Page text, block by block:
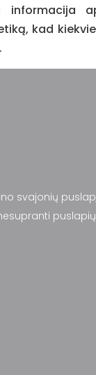
informacija
kad
svajonių